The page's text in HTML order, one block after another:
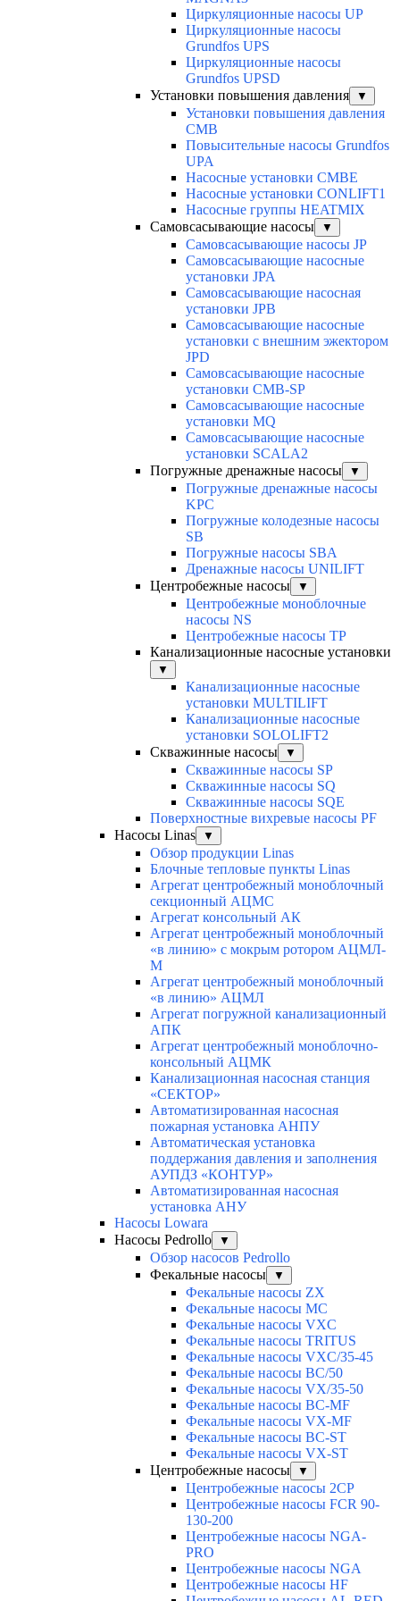
Циркуляционные насосы UP
Циркуляционные насосы
Grundfos UPS
Циркуляционные насосы
Grundfos UPSD
Установки повышения давления
▼
Установки повышения давления
CMB
Повысительные насосы Grundfos
UPA
Насосные установки CMBE
Насосные установки CONLIFT1
Насосные группы HEATMIX
Самовсасывающие насосы
▼
Самовсасывающие насосы JP
Самовсасывающие насосные
установки JPA
Самовсасывающие насосная
установки JPB
Самовсасывающие насосные
установки с внешним эжектором
JPD
Самовсасывающие насосные
установки CMB-SP
Самовсасывающие насосные
установки MQ
Cамовсасывающие насосные
установки SCALA2
Погружные дренажные насосы
▼
Погружные дренажные насосы
KPC
Погружные колодезные насосы
SB
Погружные насосы SBA
Дренажные насосы UNILIFT
Центробежные насосы
▼
Центробежные моноблочные
насосы NS
Центробежные насосы TP
Канализационные насосные установки
▼
Канализационные насосные
установки MULTILIFT
Канализационные насосные
установки SOLOLIFT2
Скважинные насосы
▼
Скважинные насосы SP
Скважинные насосы SQ
Скважинные насосы SQE
Поверхностные вихревые насосы PF
Насосы Linas
▼
Обзор продукции Linas
Блочные тепловые пункты Linas
Агрегат центробежный моноблочный
секционный АЦМС
Агрегат консольный АК
Агрегат центробежный моноблочный
«в линию» с мокрым ротором АЦМЛ-
М
Агрегат центробежный моноблочный
«в линию» АЦМЛ
Агрегат погружной канализационный
АПК
Агрегат центробежный моноблочно-
консольный АЦМК
Канализационная насосная станция
«СЕКТОР»
Автоматизированная насосная
пожарная установка АНПУ
Автоматическая установка
поддержания давления и заполнения
АУПДЗ «КОНТУР»
Автоматизированная насосная
установка АНУ
Насосы Lowara
Насосы Pedrollo
▼
Обзор насосов Pedrollo
Фекальные насосы
▼
Фекальные насосы ZX
Фекальные насосы MC
Фекальные насосы VXC
Фекальные насосы TRITUS
Фекальные насосы VXC/35-45
Фекальные насосы BC/50
Фекальные насосы VX/35-50
Фекальные насосы BC-MF
Фекальные насосы VX-MF
Фекальные насосы BC-ST
Фекальные насосы VX-ST
Центробежные насосы
▼
Центробежные насосы 2CP
Центробежные насосы FCR 90-
130-200
Центробежные насосы NGA-
PRO
Центробежные насосы NGA
Центробежные насосы HF